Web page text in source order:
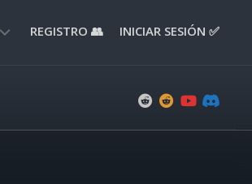
REGISTRO 👥 INICIAR SESIÓN ✅